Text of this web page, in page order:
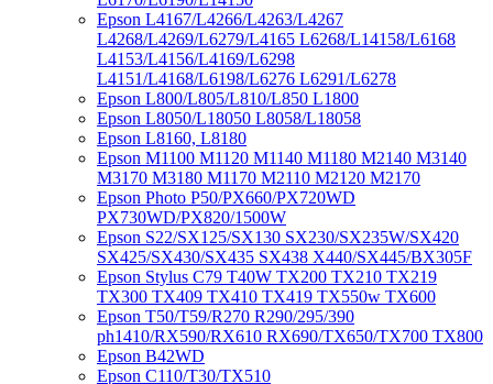
Epson L4167/L4266/L4263/L4267
L4268/L4269/L6279/L4165 L6268/L14158/L6168
L4153/L4156/L4169/L6298
L4151/L4168/L6198/L6276 L6291/L6278
Epson L800/L805/L810/L850 L1800
Epson L8050/L18050 L8058/L18058
Epson L8160, L8180
Epson M1100 M1120 M1140 M1180 M2140 M3140
M3170 M3180 M1170 M2110 M2120 M2170
Epson Photo P50/PX660/PX720WD
PX730WD/PX820/1500W
Epson S22/SX125/SX130 SX230/SX235W/SX420
SX425/SX430/SX435 SX438 X440/SX445/BX305F
Epson Stylus C79 T40W TX200 TX210 TX219
TX300 TX409 TX410 TX419 TX550w TX600
Epson T50/T59/R270 R290/295/390
ph1410/RX590/RX610 RX690/TX650/TX700 TX800
Epson B42WD
Epson C110/T30/TX510